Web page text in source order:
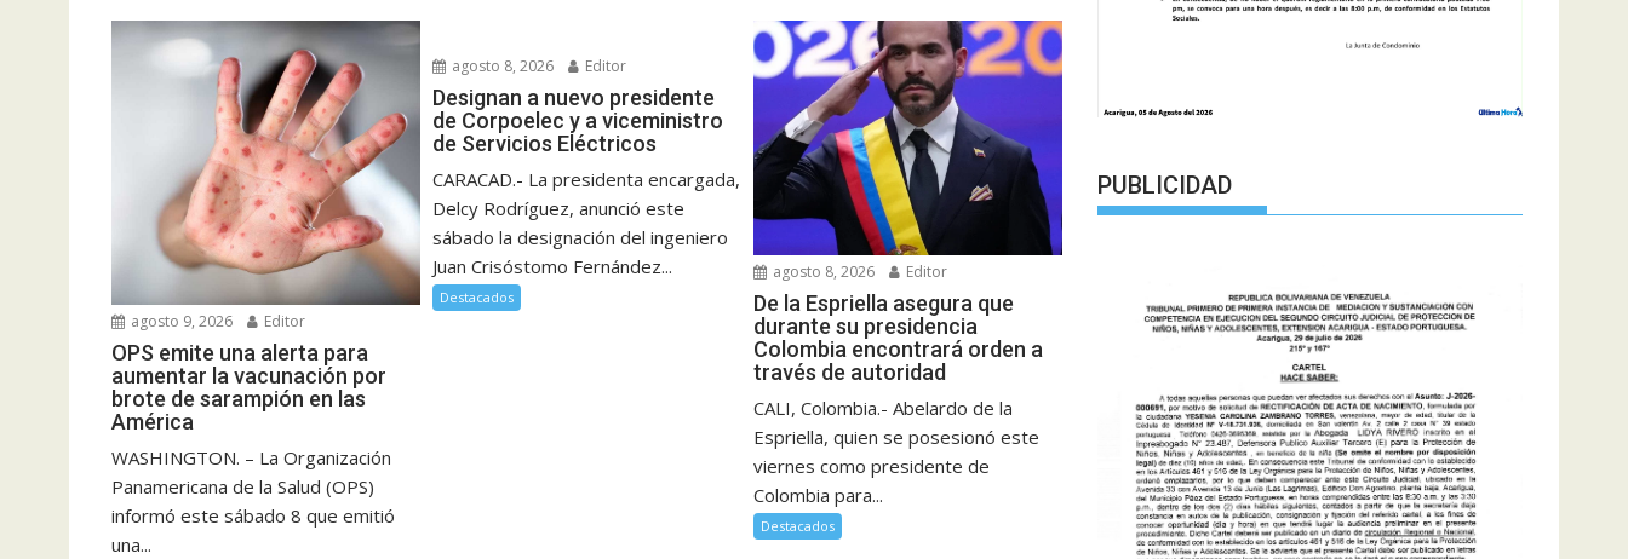
agosto 9, 2026 Editor
OPS emite una alerta para
aumentar la vacunación por
brote de sarampión en las
América
WASHINGTON. – La Organización
Panamericana de la Salud (OPS)
informó este sábado 8 que emitió
una...
agosto 8, 2026 Editor
Designan a nuevo presidente
de Corpoelec y a viceministro
de Servicios Eléctricos
CARACAD.- La presidenta encargada,
Delcy Rodríguez, anunció este
sábado la designación del ingeniero
Juan Crisóstomo Fernández...
Destacados
agosto 8, 2026 Editor
De la Espriella asegura que
durante su presidencia
Colombia encontrará orden a
través de autoridad
CALI, Colombia.- Abelardo de la
Espriella, quien se posesionó este
viernes como presidente de
Colombia para...
Destacados
PUBLICIDAD